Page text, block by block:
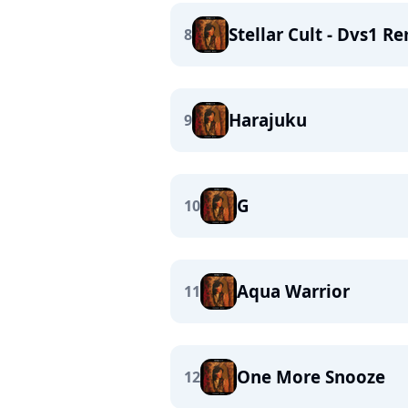
8 Stellar Cult - Dvs1
9 Harajuku
10 G
11 Aqua Warrior
12 One More Snooze